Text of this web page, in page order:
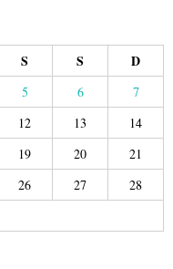
S S D
5 6
7
12 13
14
19 20
21
26 27
28